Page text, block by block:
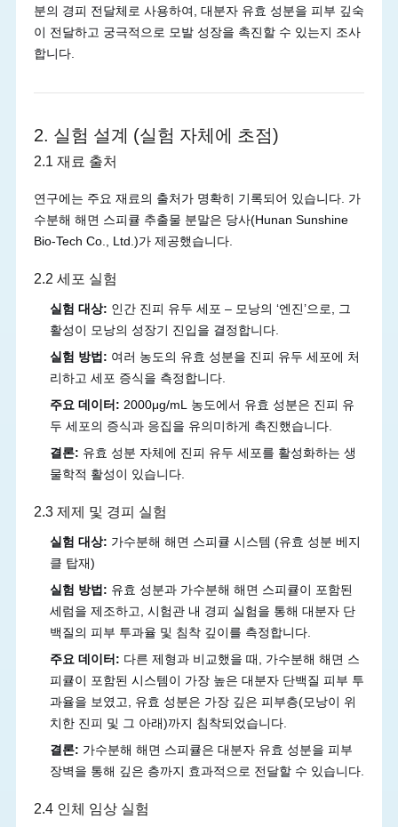
분의 경피 전달체로 사용하여, 대분자 유효 성분을 피부 깊숙
이 전달하고 궁극적으로 모발 성장을 촉진할 수 있는지 조사
합니다.
2. 실험 설계 (실험 자체에 초점)
2.1 재료 출처
연구에는 주요 재료의 출처가 명확히 기록되어 있습니다. 가
수분해 해면 스피큘 추출물 분말은 당사(Hunan Sunshine
Bio-Tech Co., Ltd.)가 제공했습니다.
2.2 세포 실험
실험 대상: 인간 진피 유두 세포 – 모낭의 ‘엔진’으로, 그
활성이 모낭의 성장기 진입을 결정합니다.
실험 방법: 여러 농도의 유효 성분을 진피 유두 세포에 처
리하고 세포 증식을 측정합니다.
주요 데이터: 2000μg/mL 농도에서 유효 성분은 진피 유
두 세포의 증식과 응집을 유의미하게 촉진했습니다.
결론: 유효 성분 자체에 진피 유두 세포를 활성화하는 생
물학적 활성이 있습니다.
2.3 제제 및 경피 실험
실험 대상: 가수분해 해면 스피큘 시스템 (유효 성분 베지
클 탑재)
실험 방법: 유효 성분과 가수분해 해면 스피큘이 포함된
세럼을 제조하고, 시험관 내 경피 실험을 통해 대분자 단
백질의 피부 투과율 및 침착 깊이를 측정합니다.
주요 데이터: 다른 제형과 비교했을 때, 가수분해 해면 스
피큘이 포함된 시스템이 가장 높은 대분자 단백질 피부 투
과율을 보였고, 유효 성분은 가장 깊은 피부층(모낭이 위
치한 진피 및 그 아래)까지 침착되었습니다.
결론: 가수분해 해면 스피큘은 대분자 유효 성분을 피부
장벽을 통해 깊은 층까지 효과적으로 전달할 수 있습니다.
2.4 인체 임상 실험